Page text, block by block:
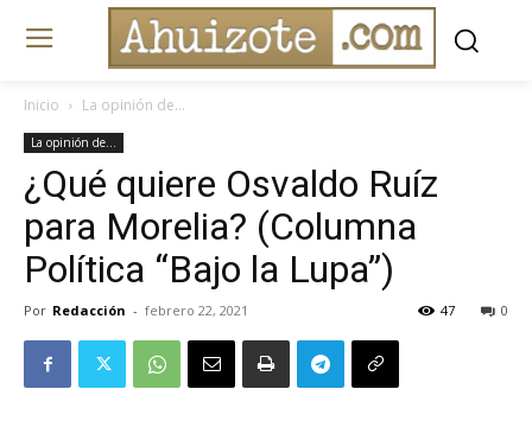
Inicio La opinión de...
La opinión de...
¿Qué quiere Osvaldo Ruíz
para Morelia? (Columna
Política “Bajo la Lupa”)
Por Redacción - febrero 22, 2021 0
47